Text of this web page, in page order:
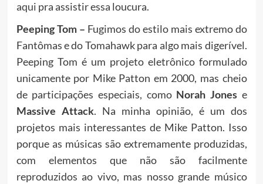
aqui pra assistir essa loucura.
Peeping Tom – Fugimos do estilo mais extremo do
Fantômas e do Tomahawk para algo mais digerível.
Peeping Tom é um projeto eletrônico formulado
unicamente por Mike Patton em 2000, mas cheio
de participações especiais, como Norah Jonese
Massive Attack. Na minha opinião, é um dos
projetos mais interessantes de Mike Patton. Isso
porque as músicas são extremamente produzidas,
com elementos que não são facilmente
reproduzidos ao vivo, mas nosso grande músico